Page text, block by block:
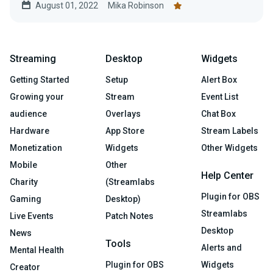
faire ce que vous aimez.
August 01, 2022 Mika Robinson
Streaming
Getting Started
Growing your
audience
Hardware
Monetization
Mobile
Charity
Gaming
Live Events
News
Mental Health
Creator
Desktop
Setup
Stream
Overlays
App Store
Widgets
Other
(Streamlabs
Desktop)
Patch Notes
Tools
Plugin for OBS
Widgets
Alert Box
Event List
Chat Box
Stream Labels
Other Widgets
Help Center
Plugin for OBS
Streamlabs
Desktop
Alerts and
Widgets